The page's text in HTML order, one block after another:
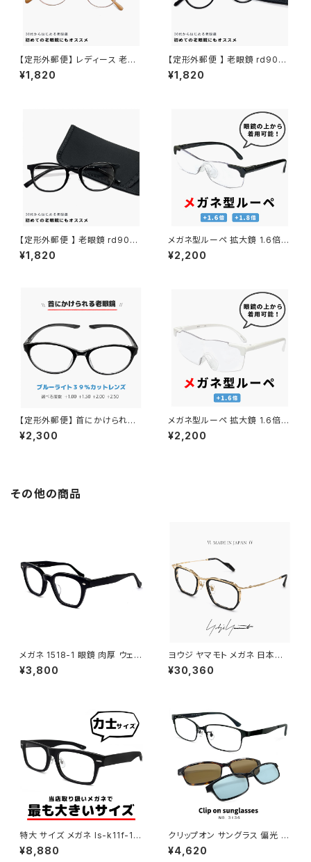
【定形外郵便】 レディース 老眼
鏡 rd9120 おしゃれ 30代・40
代にも おすすめ メタル 軽量 近
+1.00 +1.50 +2.00
¥1,820
【定形外郵便 】 老眼鏡 rd9096
おしゃれ レディース メンズ ユニ
セックス 30代・40代にも おす
ディンググラス 女性用 黒縁 黒
ぶち ブラック フレーム 母の日
父の日 テレワーク 在宅ワーク
+1.00 +1.50 +2.00
¥1,820
【定形外郵便 】 老眼鏡 rd9094
おしゃれ レディース 30代・40
代にも おすすめ 可愛い 老眼 メ
ム 母の日 テレワーク 在宅ワー
ク +1.00 +1.50 +2.00
¥1,820
メガネ型ルーペ 拡大鏡 1.6倍 1.
8倍 ml-03-bk ルーペ メガネ
おしゃれ メンズ レディース ユニ
¥2,200
【定形外郵便】 首にかけられる
老眼鏡 rd9702 ブルーライト 3
9％カット レンズ 首掛け 首かけ
対策 黒縁 黒ぶち +1.00 +1.50
¥2,300
メガネ型ルーペ 拡大鏡 1.6倍
ml-01-wt ルーペ メガネ おしゃ
れ メンズ レディース ユニセック
¥2,200
その他の商品
メガネ 1518-1 眼鏡 肉厚 ウェリ
ントン ブラック 黒縁 黒ぶち
¥3,800
ヨウジ ヤマモト メガネ 日本製 1
9-0112 2 c02 Yohji Yamam
oto 鯖江 メンズ 眼鏡 ブランド
ズ発送
¥30,360
特大 サイズ メガネ ls-k11f-1 6
2mm LANCETTI 眼鏡 ランチ
ェッティ メンズ ブランド スクエ
¥8,880
クリップオン サングラス 偏光 レ
ンズ付き 眼鏡 3136-1 メガネ
メンズ クリップオンサングラス
¥4,620